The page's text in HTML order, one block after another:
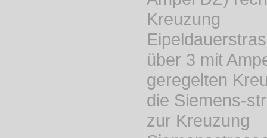
Kreuzung
über 3 mit
geregelten
die Siemens-
zur Kreuzung